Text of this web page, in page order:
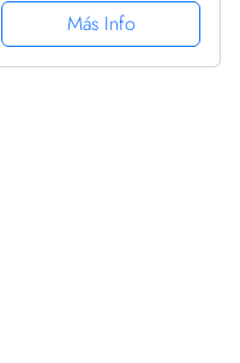
1988 Sudadera con
Capucha
Más Info